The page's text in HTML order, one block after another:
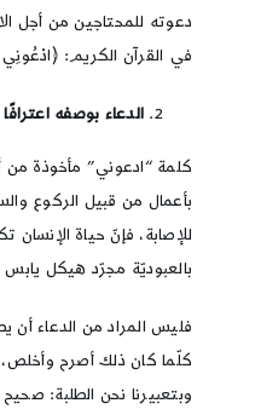
دعوته للمحتاجين من أجل
في القرآن الكريم:
الدعاء بوصفه
كلمة “ادعوني” مأخوذة من
بأعمال من قبيل الركوع
للإصابة، فإنّ حياة
بالعبوديّة مجرّد هيكل يابس
فليس المراد من الدعاء أن
كلّما كان ذلك أصرح وأخلص،
وبتعبيرنا نحن الطلبة: